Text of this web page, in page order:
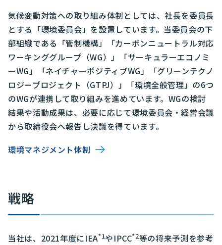
気候変動対策への取り組み体制としては、社長を委員長
とする「環境委員会」を設置しています。当委員会の下
部組織である「管制機構」「カーボンニュートラル対応
ワーキンググループ（WG）」「サーキュラーエコノミ
ーWG」「ネイチャーポジティブWG」「グリーンテクノ
ロジープロジェクト（GTPJ）」「環境全般管理」の6つ
のWGが連携して取り組みを進めています。WGの検討
結果や活動成果は、必要に応じて環境委員会・経営会議
から取締役会へ報告し決議を得ています。
環境マネジメント体制
戦略
当社は、2021年度にIEA*1やIPCC*2等の将来予測を参考